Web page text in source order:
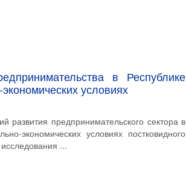
в Республике
условиях
развития предпринимательского сектора в
экономических условиях постковидного
...